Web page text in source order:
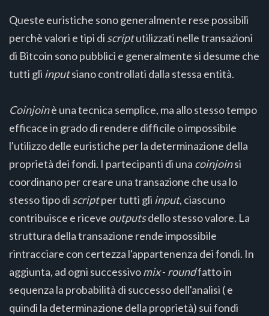
Queste euristiche sono generalmente rese possibili
perchè valori e tipi di scriptutilizzati nelle transazioni
di Bitcoin sono pubblici e generalmente si desume che
tutti gli inputsiano controllati dalla stessa entità.
Coinjoinè una tecnica semplice, ma allo stesso tempo
efficace in grado di rendere difficile o impossibile
l'utilizzo delle euristiche per la determinazione della
proprietà dei fondi. I partecipanti di una coinjoinsi
coordinano per creare una transazione che usa lo
stesso tipo di scriptper tutti gli input, ciascuno
contribuisce e riceve outputsdello stesso valore. La
struttura della transazione rende impossibile
rintracciare con certezza l'appartenenza dei fondi. In
aggiunta, ad ogni successivomix- roundfatto in
sequenza la probabilità di successo dell'analisi ( e
quindi la determinazione della proprietà) sui fondi